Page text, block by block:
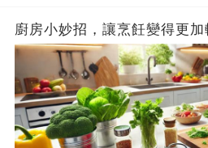
廚房小妙招，讓烹飪變得更